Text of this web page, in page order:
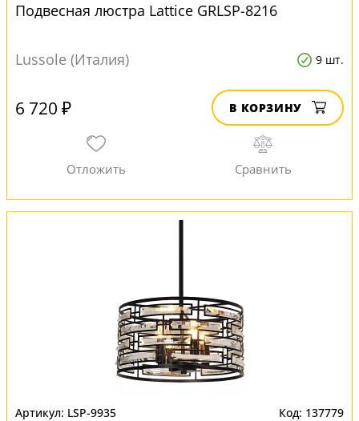
Подвесная люстра Lattice GRLSP-8216
Lussole (Италия) 9 шт.
6 720 ₽ В КОРЗИНУ
LSP-9935 137779